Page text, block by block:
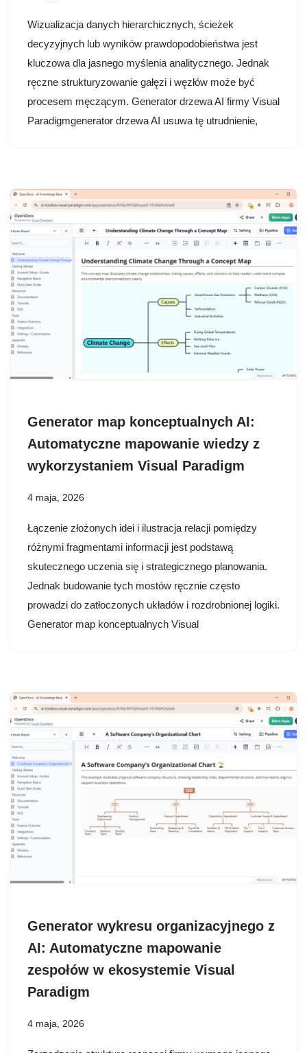
Wizualizacja danych hierarchicznych, ścieżek
decyzyjnych lub wyników prawdopodobieństwa jest
kluczowa dla jasnego myślenia analitycznego. Jednak
ręczne strukturyzowanie gałęzi i węzłów może być
procesem męczącym. Generator drzewa AI firmy Visual
Paradigmgenerator drzewa AI usuwa tę utrudnienie,
Generator map konceptualnych AI:
Automatyczne mapowanie wiedzy z
wykorzystaniem Visual Paradigm
4 maja, 2026
Łączenie złożonych idei i ilustracja relacji pomiędzy
różnymi fragmentami informacji jest podstawą
skutecznego uczenia się i strategicznego planowania.
Jednak budowanie tych mostów ręcznie często
prowadzi do zatłoczonych układów i rozdrobnionej logiki.
Generator map konceptualnych Visual
Generator wykresu organizacyjnego z
AI: Automatyczne mapowanie
zespołów w ekosystemie Visual
Paradigm
4 maja, 2026